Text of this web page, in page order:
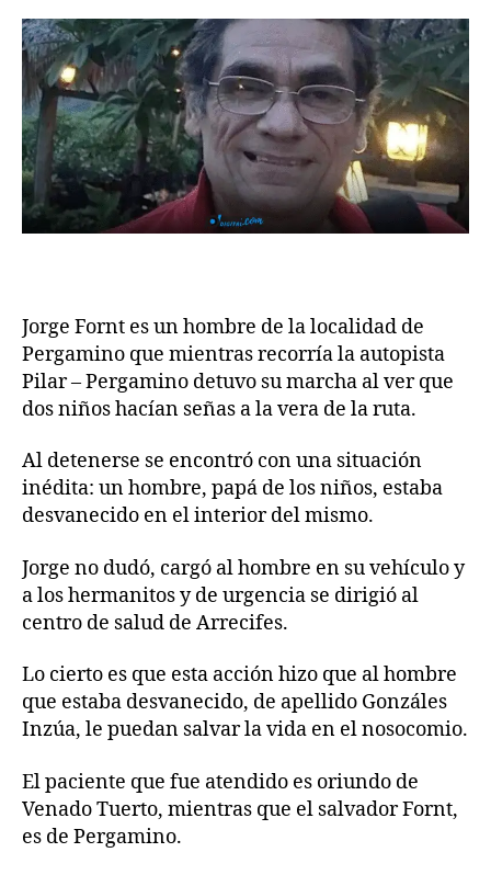
Jorge Fornt es un hombre de la localidad de
Pergamino que mientras recorría la autopista
Pilar – Pergamino detuvo su marcha al ver que
dos niños hacían señas a la vera de la ruta.
Al detenerse se encontró con una situación
inédita: un hombre, papá de los niños, estaba
desvanecido en el interior del mismo.
Jorge no dudó, cargó al hombre en su vehículo y
a los hermanitos y de urgencia se dirigió al
centro de salud de Arrecifes.
Lo cierto es que esta acción hizo que al hombre
que estaba desvanecido, de apellido Gonzáles
Inzúa, le puedan salvar la vida en el nosocomio.
El paciente que fue atendido es oriundo de
Venado Tuerto, mientras que el salvador Fornt,
es de Pergamino.